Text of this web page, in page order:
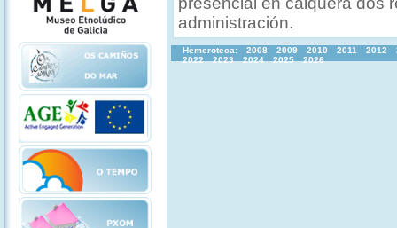
administración.
Hemeroteca: 2008 2009 2010 2011 2012
2022
2023 2024 2025 2026